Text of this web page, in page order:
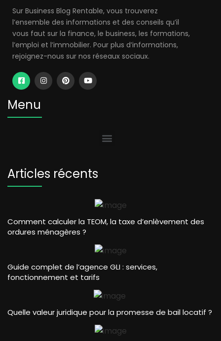
Sur Business Blog Rentable, vous trouverez
l’ensemble des informations et des conseils qu’il
vous faut sur la finance, le business, les formations,
l’emploi et l’immobilier. Pour plus d’informations,
rejoignez-nous sur nos réseaux sociaux.
Menu
Articles récents
Comment calculer la TEOM, la taxe d’enlèvement des
ordures ménagères ?
Guide complet de l’agence GLI : services,
fonctionnement et tarifs
Quelle valeur juridique pour la promesse de bail locatif ?